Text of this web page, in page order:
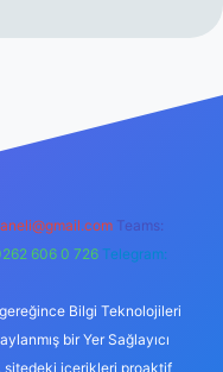
Teams:
606 0 726 Telegram:
Bilgi Teknolojileri
bir Yer Sağlayıcı
sitedeki içerikleri proaktif